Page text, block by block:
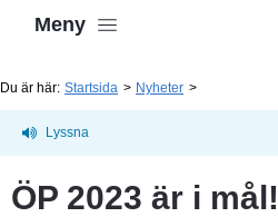
Meny
Du är här: Startsida Nyheter
Lyssna
ÖP 2023 är i mål!